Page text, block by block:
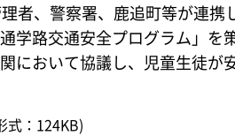
者、警察署、鹿追町等が連携
路交通安全プログラム」を
において協議し、児童生徒が
式：124KB)